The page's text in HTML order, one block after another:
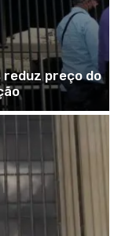
reduz preço do